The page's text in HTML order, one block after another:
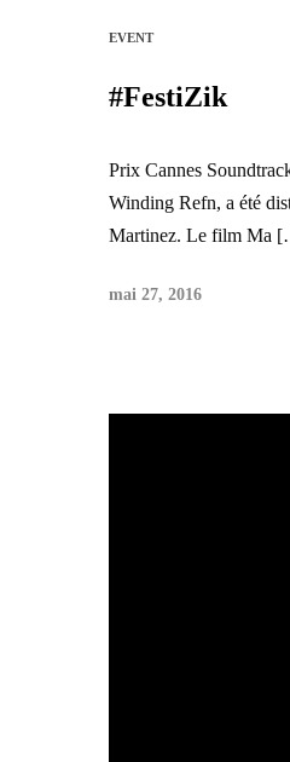
EVENT
#FestiZik
Prix Cannes
Winding Refn, a été
Martinez. Le film Ma
mai 27, 2016